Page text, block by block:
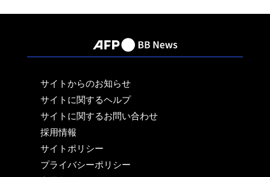
サイトからのお知らせ
サイトに関するヘルプ
サイトに関するお問い合わせ
採用情報
サイトポリシー
プライバシーポリシー